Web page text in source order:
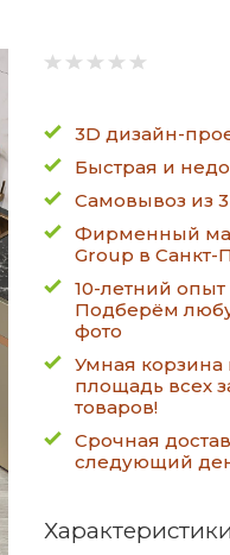
3D дизайн-
Быстрая и
Самовывоз из
Фирменный
Group в Санкт-
10-летний
Подберём
фото
Умная
площадь всех
товаров!
Срочная
следующий